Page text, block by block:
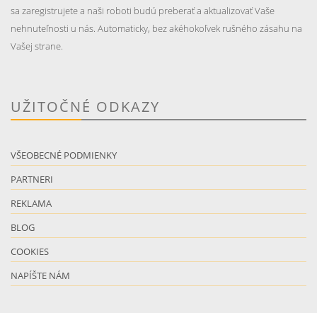
sa zaregistrujete a naši roboti budú preberať a aktualizovať Vaše
nehnuteľnosti u nás. Automaticky, bez akéhokoľvek rušného zásahu na
Vašej strane.
UŽITOČNÉ ODKAZY
VŠEOBECNÉ PODMIENKY
PARTNERI
REKLAMA
BLOG
COOKIES
NAPÍŠTE NÁM